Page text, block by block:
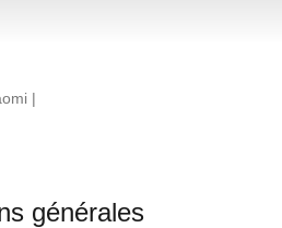
|
générales